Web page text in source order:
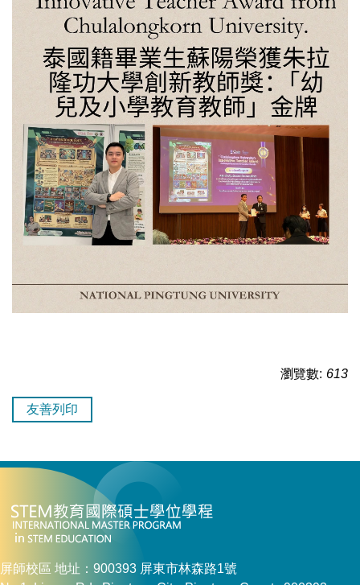
瀏覽數: 613
友善列印
屏師校區 地址：900393 屏東市林森路1號